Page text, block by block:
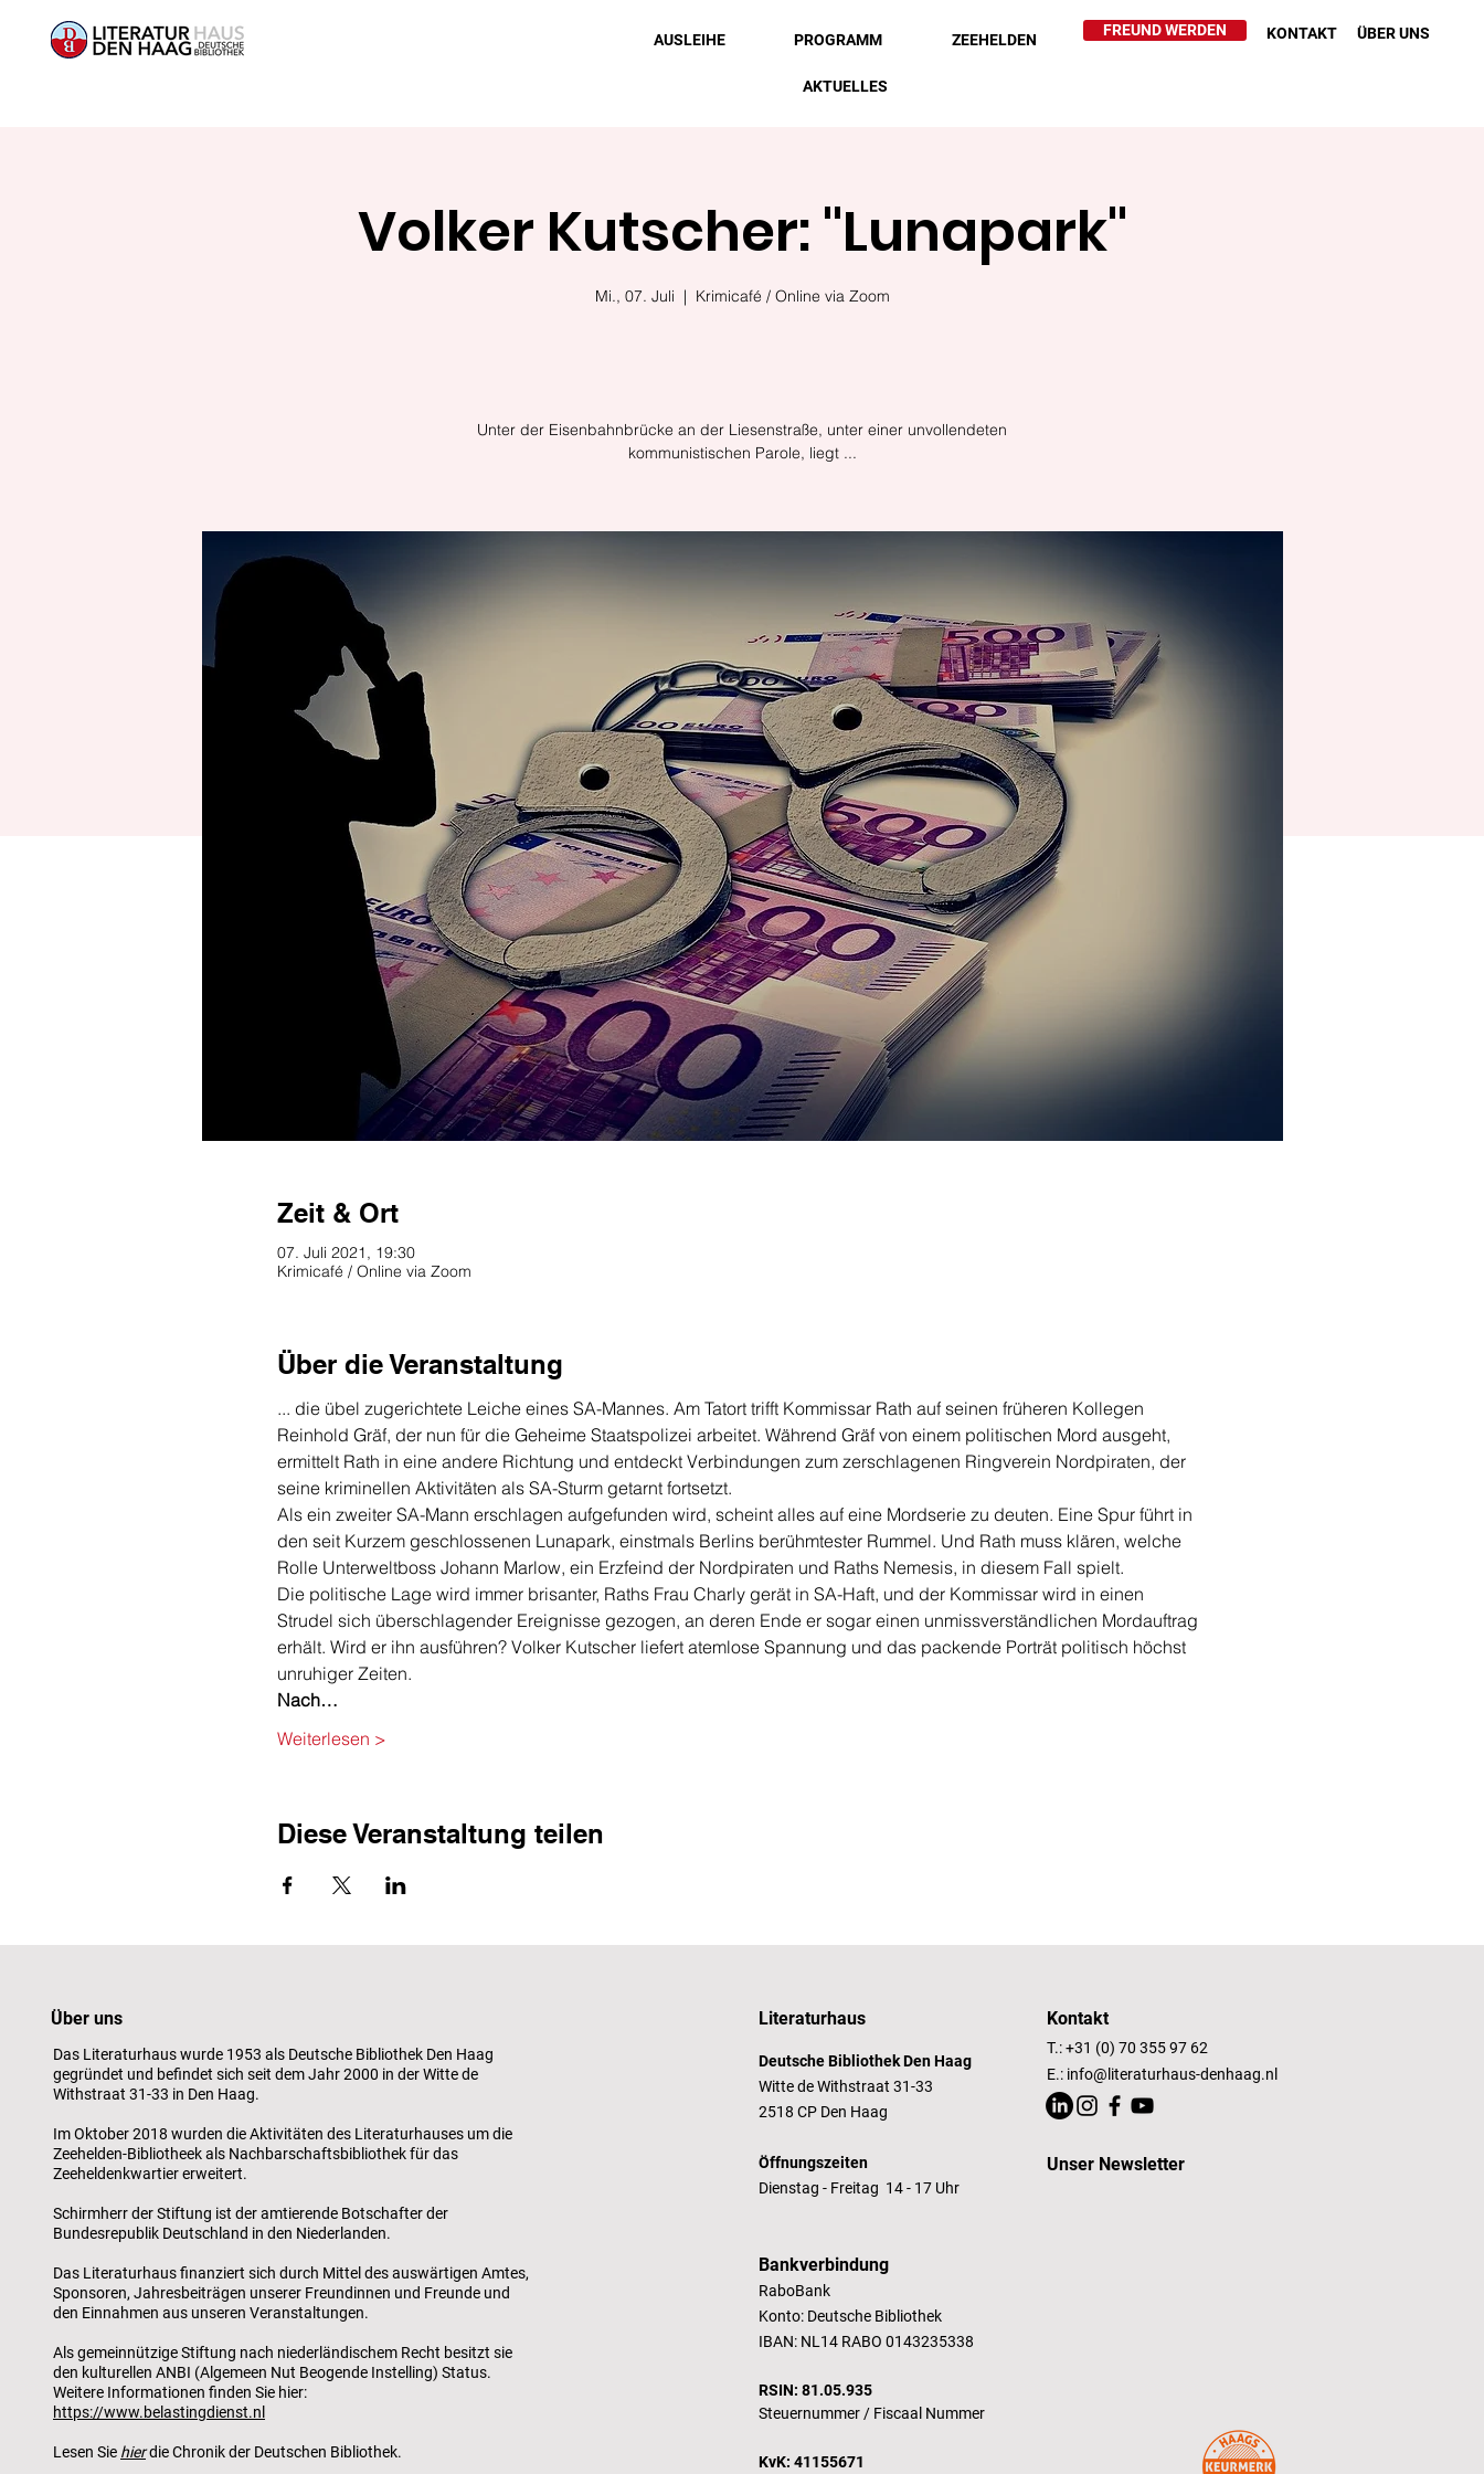
AUSLEIHE PROGRAMM ZEEHELDEN
AKTUELLES
FREUND WERDEN KONTAKT ÜBER UNS
Volker Kutscher: "Lunapark"
Mi., 07. Juli
  |
Krimicafé / Online via Zoom
Unter der Eisenbahnbrücke an der Liesenstraße, unter einer unvollendeten
kommunistischen Parole, liegt ...
Zeit & Ort
07. Juli 2021, 19:30
Krimicafé / Online via Zoom
Über die Veranstaltung
... die übel zugerichtete Leiche eines SA-Mannes. Am Tatort trifft Kommissar Rath auf seinen früheren Kollegen
Reinhold Gräf, der nun für die Geheime Staatspolizei arbeitet. Während Gräf von einem politischen Mord ausgeht,
ermittelt Rath in eine andere Richtung und entdeckt Verbindungen zum zerschlagenen Ringverein Nordpiraten, der
seine kriminellen Aktivitäten als SA-Sturm getarnt fortsetzt.
Als ein zweiter SA-Mann erschlagen aufgefunden wird, scheint alles auf eine Mordserie zu deuten. Eine Spur führt in
den seit Kurzem geschlossenen Lunapark, einstmals Berlins berühmtester Rummel. Und Rath muss klären, welche
Rolle Unterweltboss Johann Marlow, ein Erzfeind der Nordpiraten und Raths Nemesis, in diesem Fall spielt.
Die politische Lage wird immer brisanter, Raths Frau Charly gerät in SA-Haft, und der Kommissar wird in einen
Strudel sich überschlagender Ereignisse gezogen, an deren Ende er sogar einen unmissverständlichen Mordauftrag
erhält. Wird er ihn ausführen? Volker Kutscher liefert atemlose Spannung und das packende Porträt politisch höchst
unruhiger Zeiten.
Nach…
Weiterlesen >
Diese Veranstaltung teilen
Über uns
Das Literaturhaus wurde 1953 als Deutsche Bibliothek Den Haag
gegründet und befindet sich seit dem Jahr 2000 in der Witte de
Withstraat 31-33 in Den Haag.
Im Oktober 2018 wurden die Aktivitäten des Literaturhauses um die
Zeehelden-Bibliotheek als Nachbarschaftsbibliothek für das
Zeeheldenkwartier erweitert.
Schirmherr der Stiftung ist der amtierende Botschafter der
Bundesrepublik Deutschland in den Niederlanden.
Das Literaturhaus finanziert sich durch Mittel des auswärtigen Amtes,
Sponsoren, Jahresbeiträgen unserer Freundinnen und Freunde und
den Einnahmen aus unseren Veranstaltungen.
Als gemeinnützige Stiftung nach niederländischem Recht besitzt sie
den kulturellen ANBI (Algemeen Nut Beogende Instelling) Status.
Weitere Informationen finden Sie hier:
https://www.belastingdienst.nl
Lesen Sie hierdie Chronik der Deutschen Bibliothek.
Literaturhaus
Deutsche Bibliothek Den Haag
Witte de Withstraat 31-33
2518 CP Den Haag
Öffnungszeiten
Dienstag - Freitag 14 - 17 Uhr
Bankverbindung
RaboBank
Konto: Deutsche Bibliothek
IBAN: NL14 RABO 0143235338
RSIN: 81.05.935
Steuernummer / Fiscaal Nummer
KvK: 41155671
Kontakt
T.: +31 (0) 70 355 97 62
E.: info@literaturhaus-denhaag.nl
Unser Newsletter